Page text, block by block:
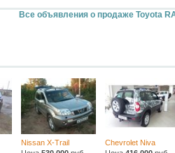
Все объявления о продаже Toyota
Nissan X-Trail
Chevrolet Niva